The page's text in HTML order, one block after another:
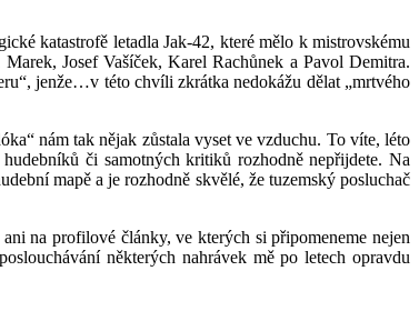
katastrofě letadla Jak-42, které mělo k mistrovskému
Josef Vašíček, Karel Rachůnek a Pavol Demitra.
jenže…v této chvíli zkrátka nedokážu dělat „mrtvého
nám tak nějak zůstala vyset ve vzduchu. To víte, léto
či samotných kritiků rozhodně nepřijdete. Na
mapě a je rozhodně skvělé, že tuzemský posluchač
na profilové články, ve kterých si připomeneme nejen
některých nahrávek mě po letech opravdu